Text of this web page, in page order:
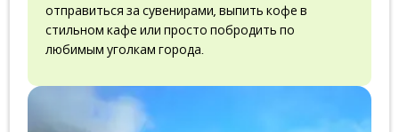
отправиться за сувенирами, выпить кофе в
стильном кафе или просто побродить по
любимым уголкам города.